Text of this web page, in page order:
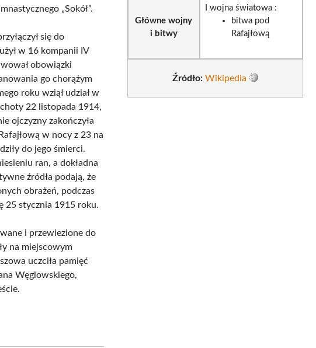
„Sokół”.
się do
w 16 kompanii IV
obowiązki
go chorążym
roku wziął udział w
22 listopada 1914,
ojczyzny zakończyła
w nocy z 23 na
do jego śmierci.
ran, a dokładna
źródła podają, że
obrażeń, podczas
25 stycznia 1915 roku.
i przewiezione do
na miejscowym
uczciła pamięć
Węglowskiego,
Główne wojny
i bitwy
I wojna światowa :
bitwa pod
Rafajłową
Źródło: Wikipedia